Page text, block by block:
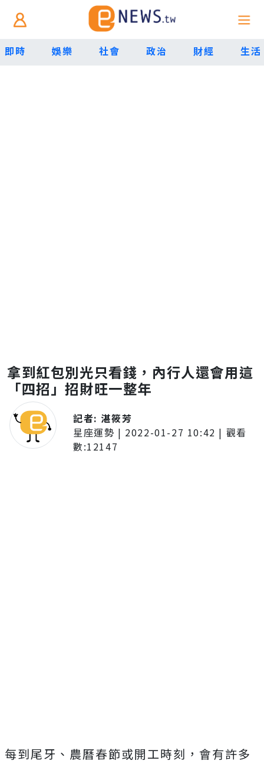
即時 娛樂 社會 政治 財經 生活
拿到紅包別光只看錢，內行人還會用這
「四招」招財旺一整年
記者: 湛筱芳
星座運勢 | 2022-01-27 10:42 | 觀看
數:12147
每到尾牙、農曆春節或開工時刻，會有許多